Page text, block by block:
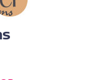
- Norte de